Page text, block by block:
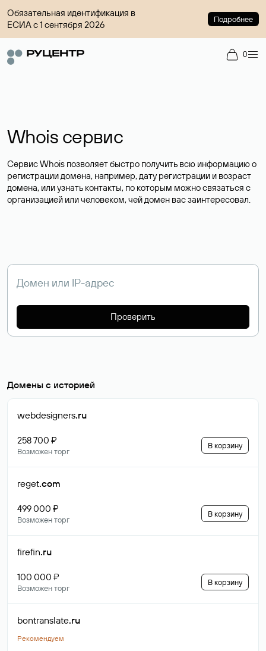
Обязательная идентификация в
ЕСИА с 1 сентября 2026
Подробнее
0
Whois сервис
Сервис Whois позволяет быстро получить всю информацию о
регистрации домена, например, дату регистрации и возраст
домена, или узнать контакты, по которым можно связаться с
организацией или человеком, чей домен вас заинтересовал.
Проверить
Домены с историей
webdesigners.ru
258 700 ₽
Возможен торг
В корзину
reget.com
499 000 ₽
Возможен торг
В корзину
firefin.ru
100 000 ₽
Возможен торг
В корзину
bontranslate.ru
Рекомендуем